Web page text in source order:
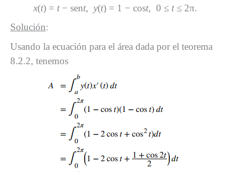
x(t) = t− sent, y(t) = 1 − cost, 0 ≤ t≤ 2π.
Solución:
Usando la ecuación para el área dada por el teorema
8.2.2, tenemos